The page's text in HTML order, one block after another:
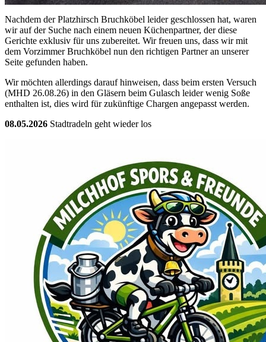
Nachdem der Platzhirsch Bruchköbel leider geschlossen hat, waren
wir auf der Suche nach einem neuen Küchenpartner, der diese
Gerichte exklusiv für uns zubereitet. Wir freuen uns, dass wir mit
dem Vorzimmer Bruchköbel nun den richtigen Partner an unserer
Seite gefunden haben.
Wir möchten allerdings darauf hinweisen, dass beim ersten Versuch
(MHD 26.08.26) in den Gläsern beim Gulasch leider wenig Soße
enthalten ist, dies wird für zukünftige Chargen angepasst werden.
08.05.2026 Stadtradeln geht wieder los